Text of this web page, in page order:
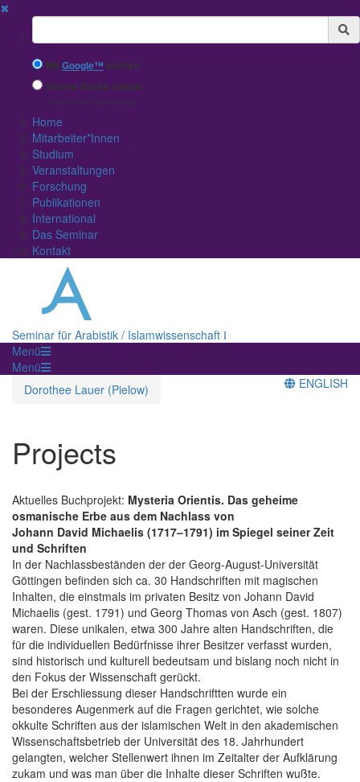
✖
Suchbegriff
MitGoogle™ suchen
Interne Suche nutzen
(eingeschränkte Ergebnisqualität)
Home
Mitarbeiter*Innen
Studium
Veranstaltungen
Forschung
Publikationen
International
Das Seminar
Kontakt
Seminar für Arabistik / Islamwissenschaft Ⅰ
Menü
Menü
Dorothee Lauer (Pielow)
ENGLISH
Projects
Aktuelles Buchprojekt: Mysteria Orientis. Das geheime
osmanische Erbe aus dem Nachlass von
Johann David Michaelis (1717–1791) im Spiegel seiner Zeit
und Schriften
In der Nachlassbeständen der der Georg-August-Universität
Göttingen befinden sich ca. 30 Handschriften mit magischen
Inhalten, die einstmals im privaten Besitz von Johann David
Michaelis (gest. 1791) und Georg Thomas von Asch (gest. 1807)
waren. Diese unikalen, etwa 300 Jahre alten Handschriften, die
für die individuellen Bedürfnisse ihrer Besitzer verfasst wurden,
sind historisch und kulturell bedeutsam und bislang noch nicht in
den Fokus der Wissenschaft gerückt.
Bei der Erschliessung dieser Handschriftten wurde ein
besonderes Augenmerk auf die Fragen gerichtet, wie solche
okkulte Schriften aus der islamischen Welt in den akademischen
Wissenschaftsbetrieb der Universität des 18. Jahrhundert
gelangten, welcher Stellenwert ihnen im Zeitalter der Aufklärung
zukam und was man über die Inhalte dieser Schriften wußte.